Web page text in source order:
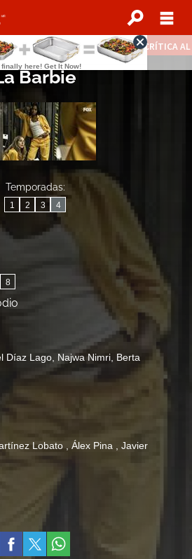
NOTICIAS DESTACADAS CRÍTICA
Barbie
Temporadas:
1 2 3 4
8
Díaz Lago Najwa Nimri Berta
Lobato Álex Pina
Javier